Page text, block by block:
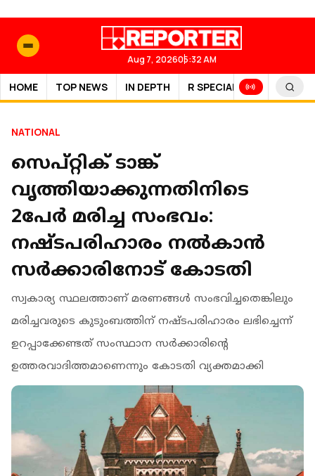
Aug 7, 202605:32 AM
HOME TOP NEWS IN DEPTH R SPECIAL SPORTS
NATIONAL
സെപ്റ്റിക് ടാങ്ക്
വൃത്തിയാക്കുന്നതിനിടെ
2പേര്‍ മരിച്ച സംഭവം:
നഷ്ടപരിഹാരം നല്‍കാന്‍
സര്‍ക്കാരിനോട് കോടതി
സ്വകാര്യ സ്ഥലത്താണ് മരണങ്ങള്‍ സംഭവിച്ചതെങ്കിലും
മരിച്ചവരുടെ കുടുംബത്തിന് നഷ്ടപരിഹാരം ലഭിച്ചെന്ന്
ഉറപ്പാക്കേണ്ടത് സംസ്ഥാന സര്‍ക്കാരിന്റെ
ഉത്തരവാദിത്തമാണെന്നും കോടതി വ്യക്തമാക്കി